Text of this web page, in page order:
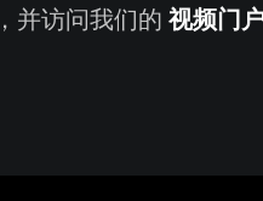
，并访问我们的 视频门